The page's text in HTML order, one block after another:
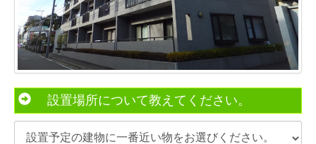
設置場所について教えてください。